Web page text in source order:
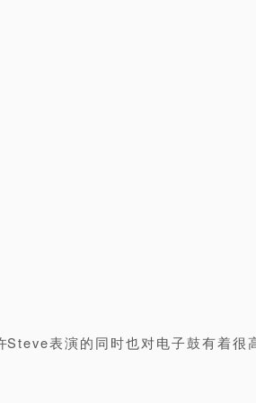
Steve表演的同时也对电子鼓有着很